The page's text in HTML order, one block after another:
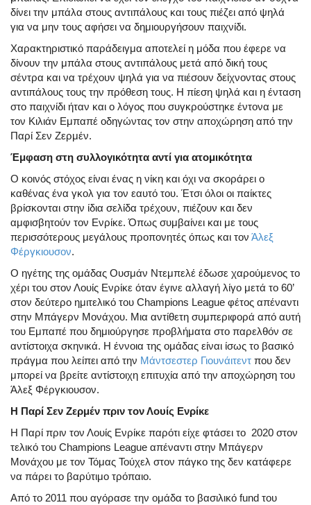
δίνει την μπάλα στους αντιπάλους και τους πιέζει από ψηλά
για να μην τους αφήσει να δημιουργήσουν παιχνίδι.
Χαρακτηριστικό παράδειγμα αποτελεί η μόδα που έφερε να
δίνουν την μπάλα στους αντιπάλους μετά από δική τους
σέντρα και να τρέχουν ψηλά για να πιέσουν δείχνοντας στους
αντιπάλους τους την πρόθεση τους. Η πίεση ψηλά και η ένταση
στο παιχνίδι ήταν και ο λόγος που συγκρούστηκε έντονα με
τον Κιλιάν Εμπαπέ οδηγώντας τον στην αποχώρηση από την
Παρί Σεν Ζερμέν.
Έμφαση στη συλλογικότητα αντί για ατομικότητα
Ο κοινός στόχος είναι ένας η νίκη και όχι να σκοράρει ο
καθένας ένα γκολ για τον εαυτό του. Έτσι όλοι οι παίκτες
βρίσκονται στην ίδια σελίδα τρέχουν, πιέζουν και δεν
αμφισβητούν τον Ενρίκε. Όπως συμβαίνει και με τους
περισσότερους μεγάλους προπονητές όπως και τον Άλεξ
Φέργκιουσον.
Ο ηγέτης της ομάδας Ουσμάν Ντεμπελέ έδωσε χαρούμενος το
χέρι του στον Λουίς Ενρίκε όταν έγινε αλλαγή λίγο μετά το 60’
στον δεύτερο ημιτελικό του Champions League φέτος απέναντι
στην Μπάγερν Μονάχου. Μια αντίθετη συμπεριφορά από αυτή
του Εμπαπέ που δημιούργησε προβλήματα στο παρελθόν σε
αντίστοιχα σκηνικά. Η έννοια της ομάδας είναι ίσως το βασικό
πράγμα που λείπει από την Μάντσεστερ Γιουνάιτεντ που δεν
μπορεί να βρείτε αντίστοιχη επιτυχία από την αποχώρηση του
Άλεξ Φέργκιουσον.
Η Παρί Σεν Ζερμέν πριν τον Λουίς Ενρίκε
Η Παρί πριν τον Λουίς Ενρίκε παρότι είχε φτάσει το 2020 στον
τελικό του Champions League απέναντι στην Μπάγερν
Μονάχου με τον Τόμας Τούχελ στον πάγκο της δεν κατάφερε
να πάρει το βαρύτιμο τρόπαιο.
Από το 2011 που αγόρασε την ομάδα το βασιλικό fund του